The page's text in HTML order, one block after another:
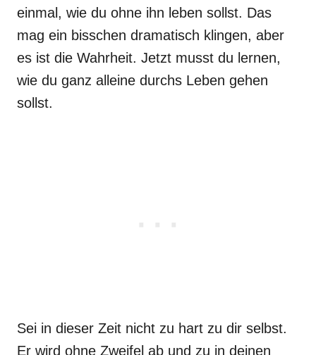
einmal, wie du ohne ihn leben sollst. Das
mag ein bisschen dramatisch klingen, aber
es ist die Wahrheit. Jetzt musst du lernen,
wie du ganz alleine durchs Leben gehen
sollst.
Sei in dieser Zeit nicht zu hart zu dir selbst.
Er wird ohne Zweifel ab und zu in deinen